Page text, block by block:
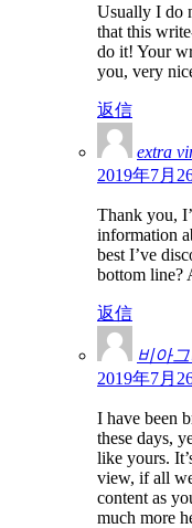
Usually I do
that this
do it! Your
you, very
返信
extra
2019年7月
Thank you,
information
best I’ve
bottom line?
返信
비아
2019年7月
I have been
these days,
like yours.
view, if all
content as
much more